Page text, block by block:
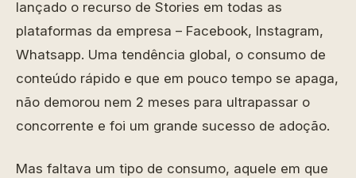
lançado o recurso de Stories em todas as
plataformas da empresa – Facebook, Instagram,
Whatsapp. Uma tendência global, o consumo de
conteúdo rápido e que em pouco tempo se apaga,
não demorou nem 2 meses para ultrapassar o
concorrente e foi um grande sucesso de adoção.
Mas faltava um tipo de consumo, aquele em que